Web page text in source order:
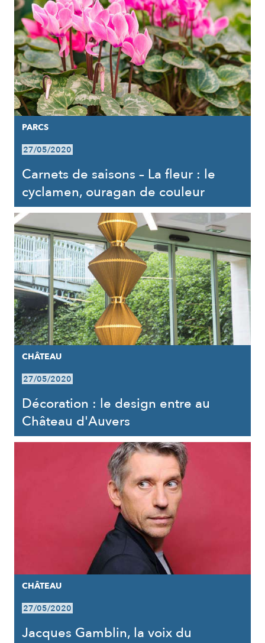
PARCS
27/05/2020
Carnets de saisons – La fleur : le
cyclamen, ouragan de couleur
CHÂTEAU
27/05/2020
Décoration : le design entre au
Château d'Auvers
CHÂTEAU
27/05/2020
Jacques Gamblin, la voix du